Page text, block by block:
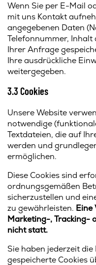
Wenn Sie per E-Mail
mit uns Kontakt
angegebenen Daten
Telefonnummer,
Ihrer Anfrage
Ihre ausdrückliche
weitergegeben.
3.3 Cookies
Unsere Website
notwendige
Textdateien, die auf
werden und
ermöglichen.
Diese Cookies sind
ordnungsgemäßen
sicherzustellen und
zu gewährleisten. Eine
Marketing-, Tracking-
nicht statt.
Sie haben jederzeit
gespeicherte Cookies